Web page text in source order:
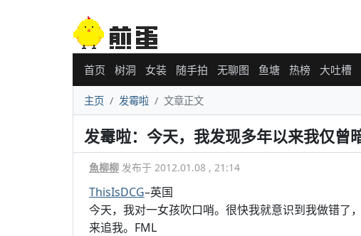
首页 树洞 女装 随手拍 无聊图 鱼塘 热榜 大吐槽
主页 发霉啦 文章正文
发霉啦：今天，我发现多年以来我仅曾
魚柳柳 发布于 2012.01.08 , 21:14
ThisIsDCG–英国
今天，我对一女孩吹口哨。很快我就意识到我做错了
来追我。FML